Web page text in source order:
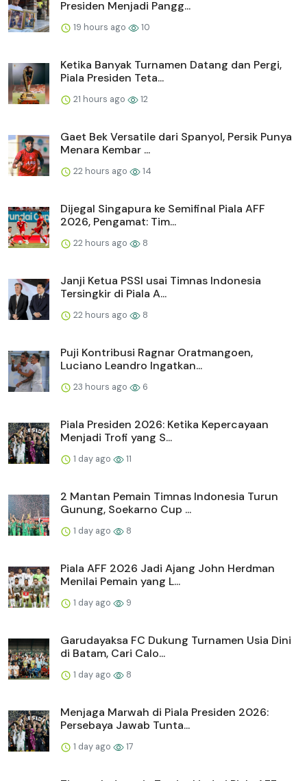
Presiden Menjadi Pangg...
19 hours ago 10
Ketika Banyak Turnamen Datang dan Pergi,
Piala Presiden Teta...
21 hours ago 12
Gaet Bek Versatile dari Spanyol, Persik Punya
Menara Kembar ...
22 hours ago 14
Dijegal Singapura ke Semifinal Piala AFF
2026, Pengamat: Tim...
22 hours ago 8
Janji Ketua PSSI usai Timnas Indonesia
Tersingkir di Piala A...
22 hours ago 8
Puji Kontribusi Ragnar Oratmangoen,
Luciano Leandro Ingatkan...
23 hours ago 6
Piala Presiden 2026: Ketika Kepercayaan
Menjadi Trofi yang S...
1 day ago 11
2 Mantan Pemain Timnas Indonesia Turun
Gunung, Soekarno Cup ...
1 day ago 8
Piala AFF 2026 Jadi Ajang John Herdman
Menilai Pemain yang L...
1 day ago 9
Garudayaksa FC Dukung Turnamen Usia Dini
di Batam, Cari Calo...
1 day ago 8
Menjaga Marwah di Piala Presiden 2026:
Persebaya Jawab Tunta...
1 day ago 17